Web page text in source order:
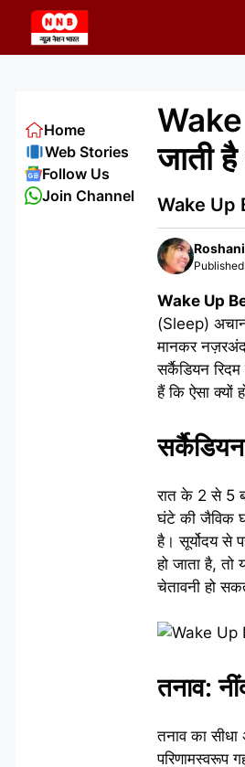
content
जाती
Wake Up
Wake Up
(Sleep)
मानकर
सर्कैडियन
हैं कि ऐसा क्यों
रात के 2 से 5
घंटे की जैविक
है। सूर्योदय से
हो जाता है,
चेतावनी हो
तनाव:
तनाव का
परिणामस्वरूप
Home
Web Stories
Follow Us
Join Channel